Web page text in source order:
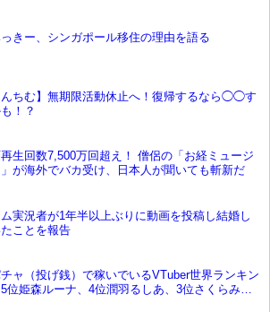
っきー、シンガポール移住の理由を語る
んちむ】無期限活動休止へ！復帰するなら◯◯す
！？
生回数7,500万回超え！ 僧侶の「お経ミュージ
」が海外でバカ受け、日本人が聞いても斬新だ
実況者が1年半以上ぶりに動画を投稿し結婚し
ことを報告
チャ（投げ銭）で稼いでいるVTuber世界ランキン
位姫森ルーナ、4位潤羽るしあ、3位さくらみ